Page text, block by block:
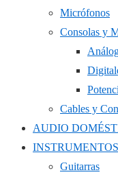
Micrófonos
Consolas y
Cables y
AUDIO
Guitarras